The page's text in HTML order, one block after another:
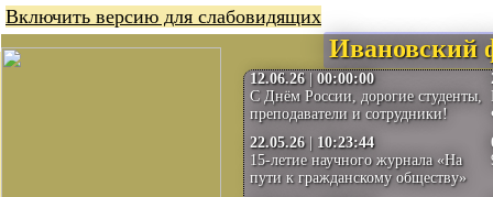
Включить версию для слабовидящих
Ивановский
12.06.26| 00:00:00
С Днём России, дорогие студенты,
преподаватели и сотрудники!
22.05.26| 10:23:44
15-летие научного журнала «На
пути к гражданскому обществу»